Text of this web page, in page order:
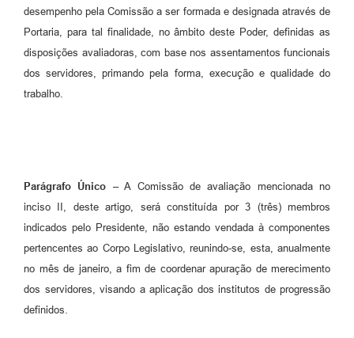
desempenho pela Comissão a ser formada e designada através de
Portaria, para tal finalidade, no âmbito deste Poder, definidas as
disposições avaliadoras, com base nos assentamentos funcionais
dos servidores, primando pela forma, execução e qualidade do
trabalho.
Parágrafo Único – A Comissão de avaliação mencionada no
inciso II, deste artigo, será constituída por 3 (três) membros
indicados pelo Presidente, não estando vendada à componentes
pertencentes ao Corpo Legislativo, reunindo-se, esta, anualmente
no mês de janeiro, a fim de coordenar apuração de merecimento
dos servidores, visando a aplicação dos institutos de progressão
definidos.